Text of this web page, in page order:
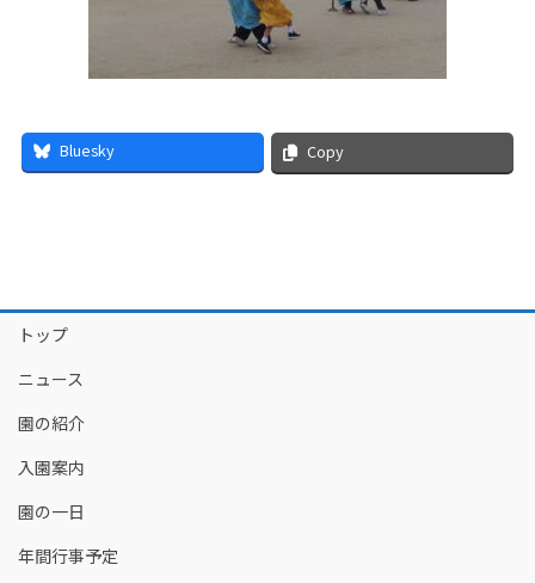
Bluesky Copy
トップ
ニュース
園の紹介
入園案内
園の一日
年間行事予定